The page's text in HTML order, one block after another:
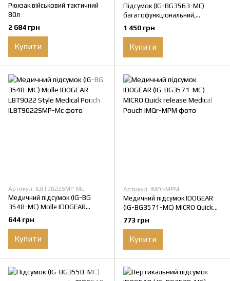
Рюкзак військовий тактичний
80л
2 684 грн
Купити
Підсумок (IG-BG3563-MC)
багатофункціональний,
універсальний Molle IDOGEAR
Dual-funtional Tactical Pouch
1 450 грн
Купити
Артикул: ILBT9022SMP-Mc
Медичний підсумок (IG-BG
3548-MC) Molle IDOGEAR
LBT9022 Style Medical Pouch
644 грн
Купити
Артикул: IMQr-MPM
Медичний підсумок IDOGEAR
(IG-BG3571-MC) MICRO Quick
release Medical Pouch
773 грн
Купити